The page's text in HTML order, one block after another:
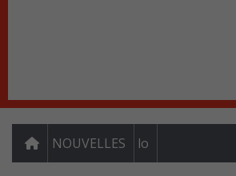
NOUVELLES lo